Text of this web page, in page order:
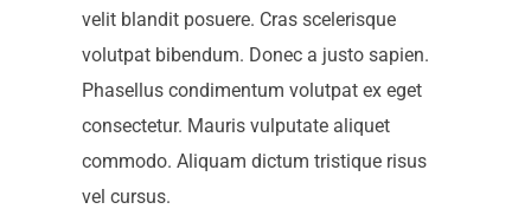
velit blandit posuere. Cras scelerisque
volutpat bibendum. Donec a justo sapien.
Phasellus condimentum volutpat ex eget
consectetur. Mauris vulputate aliquet
commodo. Aliquam dictum tristique risus
vel cursus.